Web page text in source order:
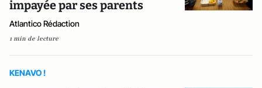
impayée par ses parents
Atlantico Rédaction
1 min de lecture
KENAVO !